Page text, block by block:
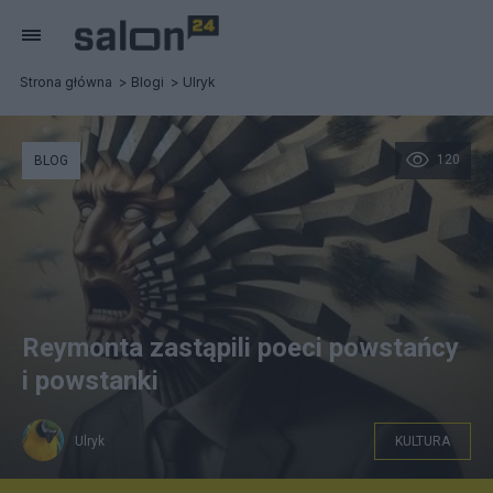
Strona główna Blogi Ulryk
120
BLOG
Reymonta zastąpili poeci powstańcy
i powstanki
Ulryk KULTURA